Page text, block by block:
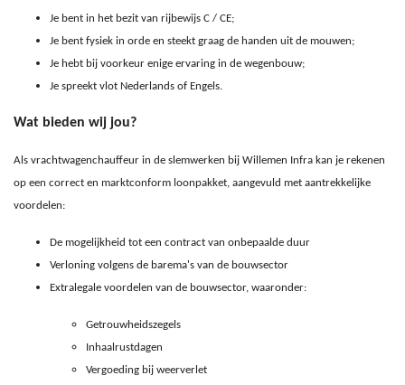
Je bent in het bezit van rijbewijs C / CE;
Je bent fysiek in orde en steekt graag de handen uit de mouwen;
Je hebt bij voorkeur enige ervaring in de wegenbouw;
Je spreekt vlot Nederlands of Engels.
Wat bieden wij jou?
Als vrachtwagenchauffeur in de slemwerken bij Willemen Infra kan je rekenen
op een correct en marktconform loonpakket, aangevuld met aantrekkelijke
voordelen:
De mogelijkheid tot een contract van onbepaalde duur
Verloning volgens de barema's van de bouwsector
Extralegale voordelen van de bouwsector, waaronder:
Getrouwheidszegels
Inhaalrustdagen
Vergoeding bij weerverlet